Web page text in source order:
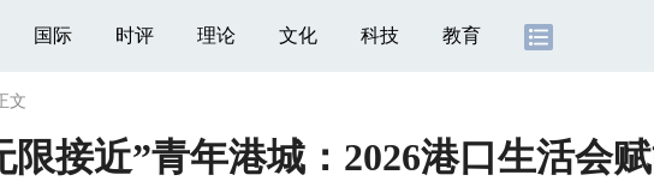
国际 时评 理论 文化 科技 教育
文
限接近”青年港城：2026港口生活会